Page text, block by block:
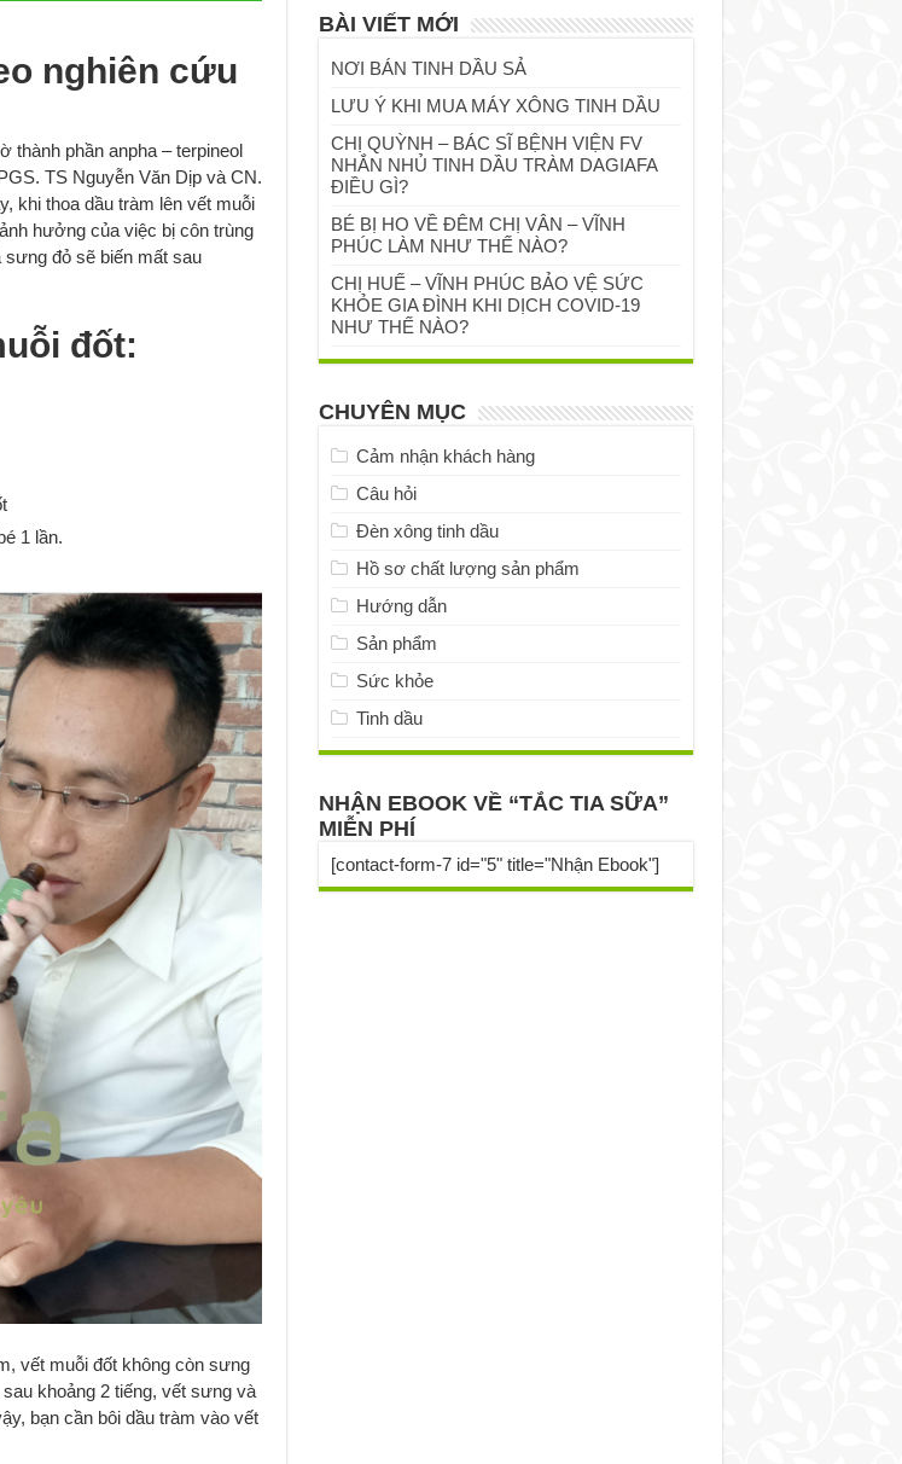
nghiên cứu
thành phần anpha – terpineol
TS Nguyễn Văn Dịp và CN.
khi thoa dầu tràm lên vết muỗi
hưởng của việc bị côn trùng
đỏ sẽ biến mất sau
đốt:
1 lần.
vết muỗi đốt không còn sưng
khoảng 2 tiếng, vết sưng và
bạn cần bôi dầu tràm vào vết
BÀI VIẾT MỚI
NƠI BÁN TINH DẦU SẢ
LƯU Ý KHI MUA MÁY XÔNG TINH DẦU
CHỊ QUỲNH – BÁC SĨ BỆNH VIỆN FV
NHẮN NHỦ TINH DẦU TRÀM DAGIAFA
ĐIỀU GÌ?
BÉ BỊ HO VỀ ĐÊM CHỊ VÂN – VĨNH
PHÚC LÀM NHƯ THẾ NÀO?
CHỊ HUẾ – VĨNH PHÚC BẢO VỆ SỨC
KHỎE GIA ĐÌNH KHI DỊCH COVID-19
NHƯ THẾ NÀO?
CHUYÊN MỤC
Cảm nhận khách hàng
Câu hỏi
Đèn xông tinh dầu
Hồ sơ chất lượng sản phẩm
Hướng dẫn
Sản phẩm
Sức khỏe
Tinh dầu
NHẬN EBOOK VỀ “TẮC TIA SỮA”
MIỄN PHÍ
[contact-form-7 id="5" title="Nhận Ebook"]